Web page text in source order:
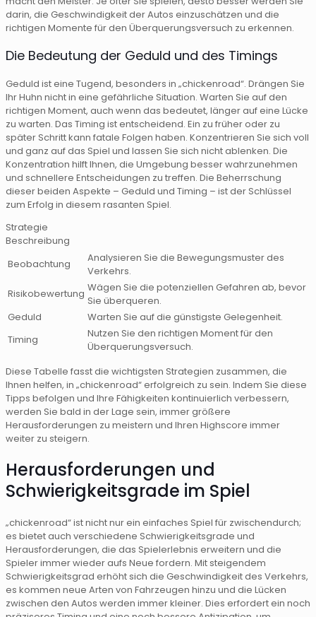
darin, die Geschwindigkeit der Autos einzuschätzen und die
richtigen Momente für den Überquerungsversuch zu erkennen.
Die Bedeutung der Geduld und des Timings
Geduld ist eine Tugend, besonders in „chickenroad“. Drängen Sie
Ihr Huhn nicht in eine gefährliche Situation. Warten Sie auf den
richtigen Moment, auch wenn das bedeutet, länger auf eine Lücke
zu warten. Das Timing ist entscheidend. Ein zu früher oder zu
später Schritt kann fatale Folgen haben. Konzentrieren Sie sich voll
und ganz auf das Spiel und lassen Sie sich nicht ablenken. Die
Konzentration hilft Ihnen, die Umgebung besser wahrzunehmen
und schnellere Entscheidungen zu treffen. Die Beherrschung
dieser beiden Aspekte – Geduld und Timing – ist der Schlüssel
zum Erfolg in diesem rasanten Spiel.
Strategie
Beschreibung
Beobachtung
Analysieren Sie die Bewegungsmuster des
Verkehrs.
Risikobewertung Wägen Sie die potenziellen Gefahren ab, bevor
Sie überqueren.
Geduld
Warten Sie auf die günstigste Gelegenheit.
Timing
Nutzen Sie den richtigen Moment für den
Überquerungsversuch.
Diese Tabelle fasst die wichtigsten Strategien zusammen, die
Ihnen helfen, in „chickenroad“ erfolgreich zu sein. Indem Sie diese
Tipps befolgen und Ihre Fähigkeiten kontinuierlich verbessern,
werden Sie bald in der Lage sein, immer größere
Herausforderungen zu meistern und Ihren Highscore immer
weiter zu steigern.
Herausforderungen und
Schwierigkeitsgrade im Spiel
„chickenroad“ ist nicht nur ein einfaches Spiel für zwischendurch;
es bietet auch verschiedene Schwierigkeitsgrade und
Herausforderungen, die das Spielerlebnis erweitern und die
Spieler immer wieder aufs Neue fordern. Mit steigendem
Schwierigkeitsgrad erhöht sich die Geschwindigkeit des Verkehrs,
es kommen neue Arten von Fahrzeugen hinzu und die Lücken
zwischen den Autos werden immer kleiner. Dies erfordert ein noch